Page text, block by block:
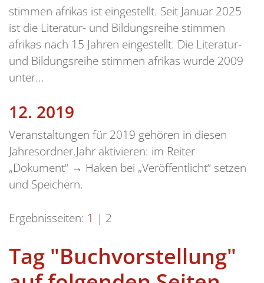
stimmen afrikas ist eingestellt. Seit Januar 2025
ist die Literatur- und Bildungsreihe stimmen
afrikas nach 15 Jahren eingestellt. Die Literatur-
und Bildungsreihe stimmen afrikas wurde 2009
unter...
12. 2019
Veranstaltungen für 2019 gehören in diesen
Jahresordner.Jahr aktivieren: im Reiter
„Dokument“ → Haken bei „Veröffentlicht“ setzen
und Speichern.
Ergebnisseiten: 1 | 2
Tag "Buchvorstellung"